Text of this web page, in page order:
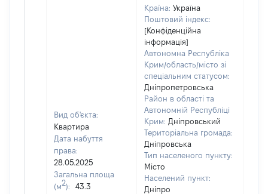
Вид об'єкта:
Квартира
Дата набуття
права:
28.05.2025
Загальна площа
(м2):
43.3
Країна: Україна
Поштовий індекс:
[Конфіденційна
інформація]
Автономна Республіка
Крим/область/місто зі
спеціальним статусом:
Дніпропетровська
Район в області та
Автономній Республіці
Крим: Дніпровський
Територіальна громада:
Дніпровська
Тип населеного пункту:
Місто
Населений пункт:
Дніпро